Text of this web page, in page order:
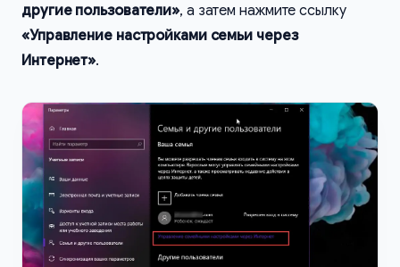
другие пользователи», а затем нажмите ссылку
«Управление настройками семьи через
Интернет».